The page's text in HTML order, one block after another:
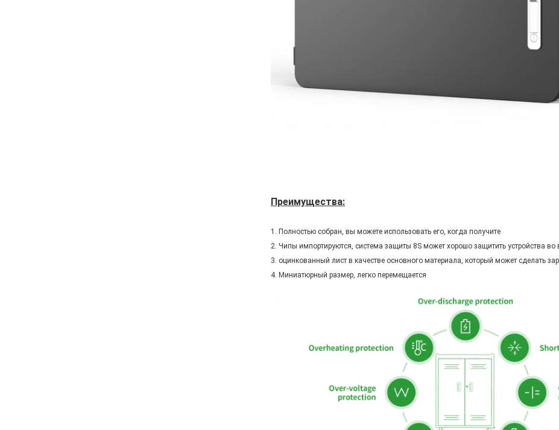
Преимущества:
1. Полностью собран, вы можете использовать его, когда получите
2. Чипы импортируются, система защиты 8S может хорошо защитить устройства во
3. оцинкованный лист в качестве основного материала, который может сделать
4. Миниатюрный размер, легко перемещается